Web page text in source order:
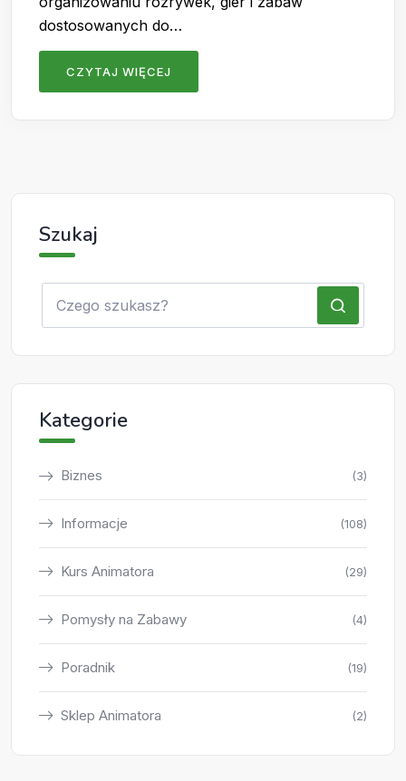
dostosowanych do…
CZYTAJ WIĘCEJ
Szukaj
Kategorie
Biznes (3)
Informacje (108)
Kurs Animatora (29)
Pomysły na Zabawy (4)
Poradnik (19)
Sklep Animatora (2)